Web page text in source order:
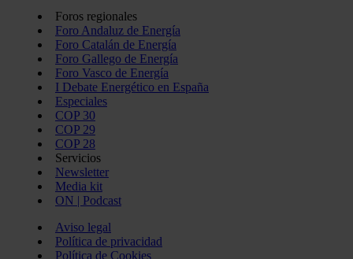
Foros regionales
Foro Andaluz de Energía
Foro Catalán de Energía
Foro Gallego de Energía
Foro Vasco de Energía
I Debate Energético en España
Especiales
COP 30
COP 29
COP 28
Servicios
Newsletter
Media kit
ON | Podcast
Aviso legal
Política de privacidad
Política de Cookies